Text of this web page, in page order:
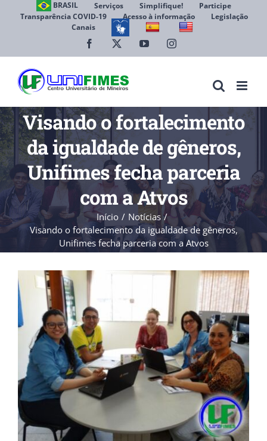
BRASIL Serviços Simplifique!
Participe
Transparência COVID-19
Acesso à informação
Legislação
Canais
Facebook YouTubeInstagram
Visando o fortalecimento
da igualdade de gêneros,
Unifimes fecha parceria
com a Atvos
Início
Notícias
Visando o fortalecimento da igualdade de gêneros,
Unifimes fecha parceria com a Atvos
View
Larger
Image